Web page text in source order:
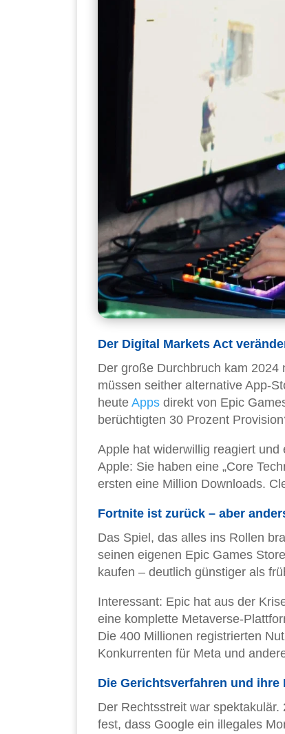
Der Digital Markets Act
Der große Durchbruch kam 2024
müssen seither alternative App-
heute Apps direkt von Epic
berüchtigten 30 Prozent
Apple hat widerwillig reagiert
Apple: Sie haben eine „Core
ersten eine Million Downloads.
Fortnite ist zurück – aber
Das Spiel, das alles ins Rollen
seinen eigenen Epic Games
kaufen – deutlich günstiger als
Interessant: Epic hat aus der
eine komplette Metaverse-
Die 400 Millionen registrierten
Konkurrenten für Meta und
Die Gerichtsverfahren und ihre
Der Rechtsstreit war
fest, dass Google ein illegales